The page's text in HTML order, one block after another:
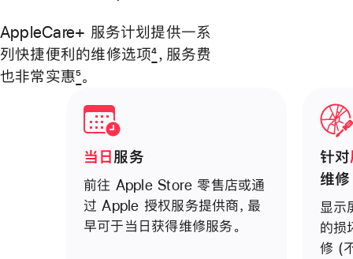
AppleCare+ 服务计划提供一系
列快捷便利的维修选项4， 服务费
也非常实惠5。
当日 服务
前往 Apple Store 零售店或通
过 Apple 授权服务提供商，最
早可于当日获得维修服务。
针对
维修
显示
的损
修 (